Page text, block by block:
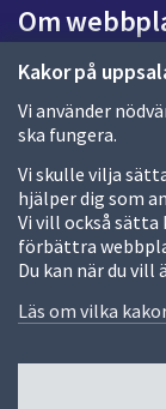
Kakor på
Vi använder
ska fungera.
Vi skulle vilja
hjälper dig som
Vi vill också sätta
förbättra
Du kan när du vill
Läs om vilka
a
Om
Om
Allmänna
Behandling av
Kakor
Språk (other